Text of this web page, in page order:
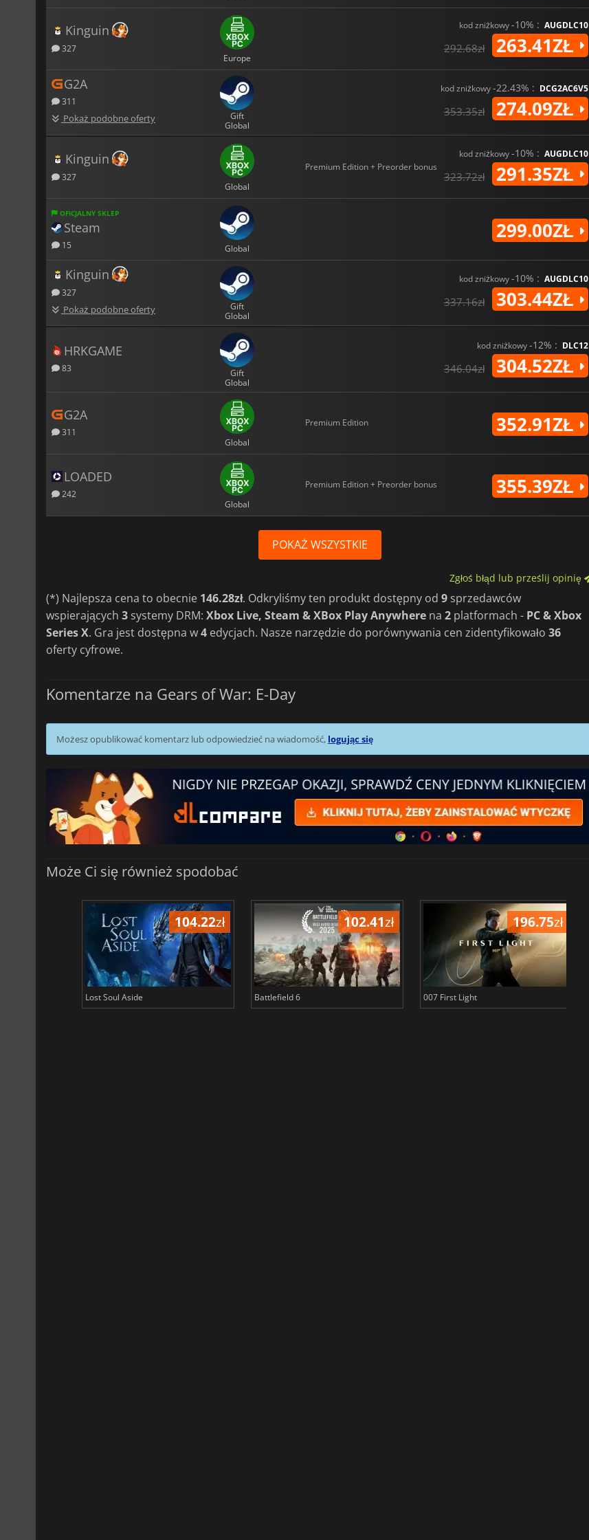
Kinguin
327
Europe
kod zniżkowy-10% : AUGDLC10
292.68zł 263.41ZŁ
G2A
311
Pokaż podobne oferty
Gift
Global
kod zniżkowy-22.43% : DCG2AC6V5
353.35zł 274.09ZŁ
Kinguin
327
Global
Premium Edition + Preorder bonus
kod zniżkowy-10% : AUGDLC10
323.72zł 291.35ZŁ
OFICJALNY SKLEP
Steam
15 Global
299.00ZŁ
Kinguin
327
Pokaż podobne oferty
Gift
Global
kod zniżkowy-10% : AUGDLC10
337.16zł 303.44ZŁ
HRKGAME
83
Gift
Global
kod zniżkowy-12% : DLC12
346.04zł 304.52ZŁ
G2A
311
Global
Premium Edition 352.91ZŁ
LOADED
242
Global
Premium Edition + Preorder bonus 355.39ZŁ
POKAŻ WSZYSTKIE
Zgłoś błąd lub prześlij opinię
(*) Najlepsza cena to obecnie 146.28zł. Odkryliśmy ten produkt dostępny od 9 sprzedawców
wspierających 3 systemy DRM: Xbox Live, Steam & XBox Play Anywhere na 2 platformach - PC & Xbox
Series X. Gra jest dostępna w4 edycjach. Nasze narzędzie do porównywania cen zidentyfikowało 36
oferty cyfrowe.
Komentarze na Gears of War: E-Day
Możesz opublikować komentarz lub odpowiedzieć na wiadomość, logując się
Może Ci się również spodobać
104.22zł
Lost Soul Aside
102.41zł
Battlefield 6
196.75zł
007 First Light